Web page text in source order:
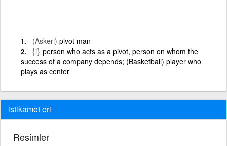
(Askeri) pivot man
{i} person who acts as a pivot, person on whom the
success of a company depends; (Basketball) player who
plays as center
istikamet eri
Resimler